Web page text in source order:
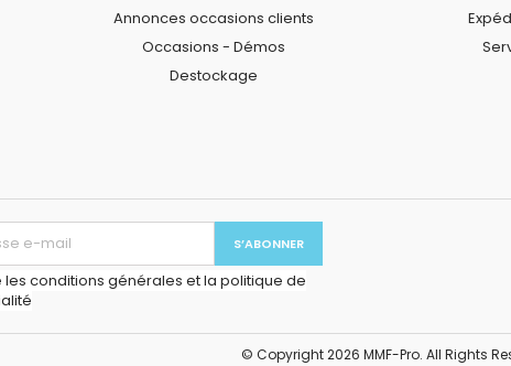
Annonces occasions clients
Occasions - Démos
Destockage
conditions générales et la politique de
© Copyright 2026 MMF-Pro. All Rights